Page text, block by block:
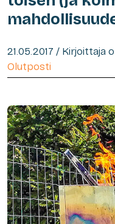
21.05.2017 /
Olutposti